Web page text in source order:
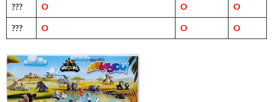
??? O O O
??? O O O